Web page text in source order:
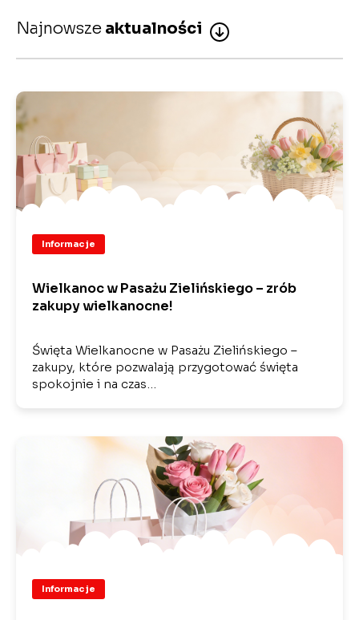
Najnowsze aktualności
Informacje
Wielkanoc w Pasażu Zielińskiego – zrób
zakupy wielkanocne!
Święta Wielkanocne w Pasażu Zielińskiego –
zakupy, które pozwalają przygotować święta
spokojnie i na czas…
Informacje